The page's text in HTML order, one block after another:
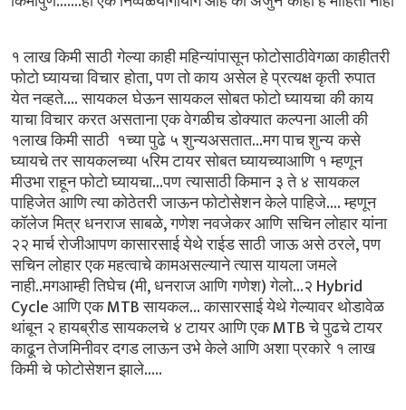
१ लाख किमी साठी गेल्या काही महिन्यांपासून फोटोसाठीवेगळा काहीतरी
फोटो घ्यायचा विचार होता,पण तो काय असेल हे प्रत्यक्ष कृती रुपात
येत नव्हते....सायकल घेऊन सायकल सोबत फोटो घ्यायचा की काय
याचा विचार करत असताना एक वेगळीच डोक्यात कल्पना आली की
१लाख किमी साठी १च्या पुढे ५ शुन्यअसतात...मग पाच शुन्य कसे
घ्यायचे तर सायकलच्या ५रिम टायर सोबत घ्यायच्याआणि १ म्हणून
मीउभा राहून फोटो घ्यायचा...पण त्यासाठी किमान ३ ते ४ सायकल
पाहिजेत आणि त्या कोठेतरी जाऊन फोटोसेशन केले पाहिजे....म्हणून
कॉलेज मित्र धनराज साबळे,गणेश नवजेकर आणि सचिन लोहार यांना
२२ मार्च रोजीआपण कासारसाई येथे राईड साठी जाऊ असे ठरले,पण
सचिन लोहार एक महत्वाचे कामअसल्याने त्यास यायला जमले
नाही..मगआम्ही तिघेच(मी, धनराज आणि गणेश)गेलो...२ Hybrid
Cycle आणि एकMTBसायकल...कासारसाई येथे गेल्यावर थोडावेळ
थांबून २ हायब्रीड सायकलचे ४ टायर आणि एकMTBचे पुढचे टायर
काढून तेजमिनीवर दगड लाऊन उभे केले आणि अशा प्रकारे १ लाख
किमी चे फोटोसेशन झाले.....